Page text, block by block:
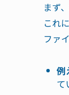
まず
これ
ファ
例
て